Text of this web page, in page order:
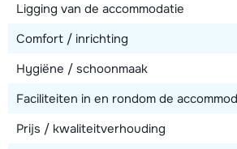
Ligging van de accommodatie
Comfort / inrichting
Hygiëne / schoonmaak
Faciliteiten in en rondom de
Prijs / kwaliteitverhouding